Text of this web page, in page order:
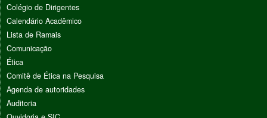
Colégio de Dirigentes
Calendário Acadêmico
Lista de Ramais
Comunicação
Ética
Comitê de Ética na Pesquisa
Agenda de autoridades
Auditoria